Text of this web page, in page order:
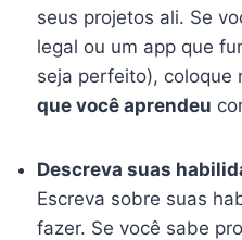
seus projetos ali. Se
legal ou um app que
seja perfeito), coloque
que você aprendeu
Descreva suas
Escreva sobre suas
fazer. Se você sabe